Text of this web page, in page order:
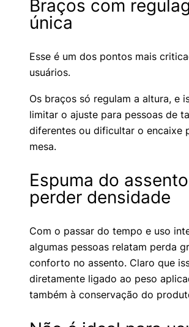
Braços com
única
Esse é um dos pontos mais
usuários.
Os braços só regulam a altura, e
limitar o ajuste para pessoas de
diferentes ou dificultar o encaixe
mesa.
Espuma do
perder densidade
Com o passar do tempo e uso
algumas pessoas relatam perda
conforto no assento. Claro que
diretamente ligado ao peso
também à conservação do